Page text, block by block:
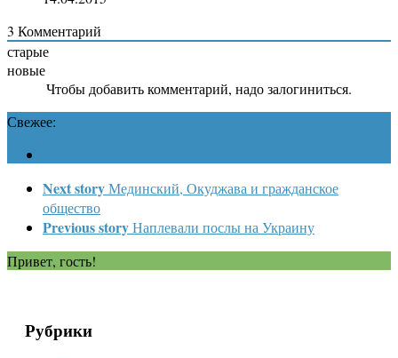
3 Комментарий
старые
новые
Чтобы добавить комментарий, надо залогиниться.
Свежее:
Next storyМединский, Окуджава и гражданское
общество
Previous storyНаплевали послы на Украину
Привет, гость!
Рубрики